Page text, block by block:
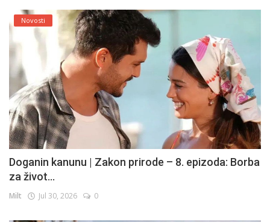
Novosti
Doganin kanunu | Zakon prirode – 8. epizoda: Borba
za život...
Milt Jul 30, 2026 0